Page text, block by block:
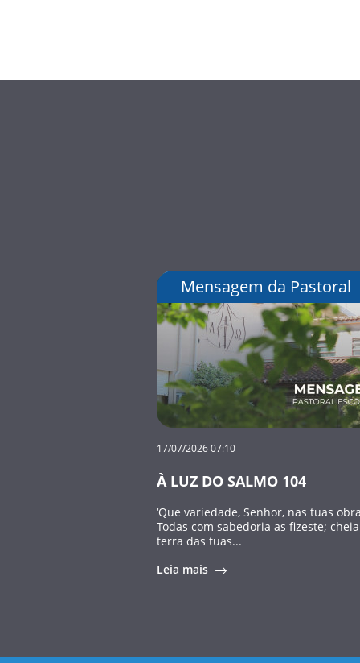
Mensagem da Pastoral
17/07/2026 07:10
À LUZ DO SALMO 104
‘Que variedade, Senhor, nas tuas
Todas com sabedoria as fizeste;
terra das tuas...
Leia mais